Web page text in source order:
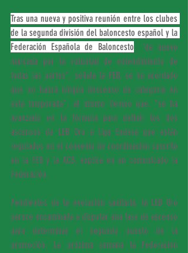
Tras una nueva y positiva reunión entre los clubes
de la segunda división del baloncesto español y la
Federación Española de Baloncesto, "de nuevo
marcada por la voluntad de entendimiento de
todas las partes", señala la FEB, se ha acordado
que no habrá ningún descenso de categoría en
esta temporada", al mismo tiempo que, "se ha
avanzado en la fórmula para definir los dos
ascensos de LEB Oro a Liga Endesa que están
regulados en el convenio de coordinación suscrito
en la FEB y la ACB, explica en un comunicado la
Federación.
Pendientes de la evolución sanitaria, la LEB Oro
parece encaminada a disputar una fase de ascenso
para determinar el segundo puesto de la
promoción. La próxima semana la Federación